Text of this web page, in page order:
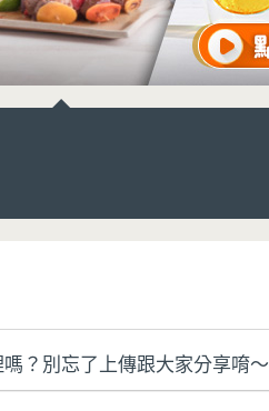
？別忘了上傳跟大家分享唷～